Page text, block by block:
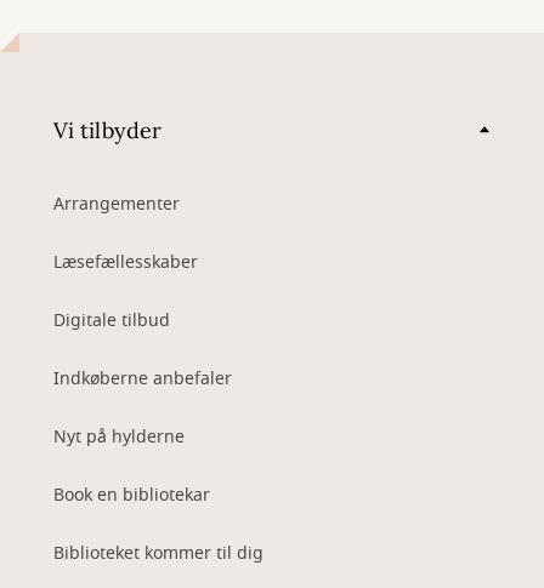
Vi tilbyder
Arrangementer
Læsefællesskaber
Digitale tilbud
Indkøberne anbefaler
Nyt på hylderne
Book en bibliotekar
Biblioteket kommer til dig